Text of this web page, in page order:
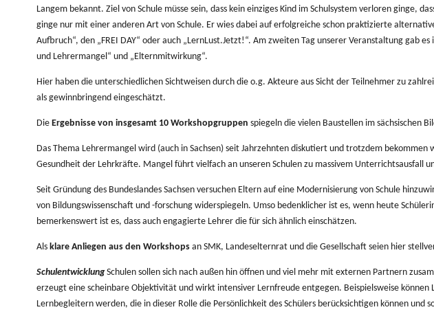
Langem bekannt. Ziel von Schule müsse sein, dass kein einziges Kind im Schulsystem verloren ginge,
ginge nur mit einer anderen Art von Schule. Er wies dabei auf erfolgreiche schon praktizierte
Aufbruch“, den „FREI DAY“ oder auch „LernLust.Jetzt!“. Amzweiten Tag unserer Veranstaltung gab es
und Lehrermangel“ und „Elternmitwirkung“.
Hier haben die unterschiedlichen Sichtweisen durch die o.g. Akteure aus Sicht der Teilnehmer zu
als gewinnbringend eingeschätzt.
DieErgebnisse von insgesamt 10 Workshopgruppen spiegeln die vielen Baustellen im sächsischen
Das Thema Lehrermangel wird (auch in Sachsen) seit Jahrzehnten diskutiert und trotzdem
Gesundheit der Lehrkräfte. Mangel führt vielfach an unseren Schulen zu massivem Unterrichtsausfall
SeitGründung des Bundeslandes Sachsen versuchen Eltern auf eine Modernisierung von Schule
von Bildungswissenschaft und -forschung widerspiegeln. Umsobedenklicher ist es, wenn heute
bemerkenswert ist es, dass auch engagierte Lehrer die für sich ähnlich einschätzen.
Alsklare Anliegen aus den Workshopsan SMK, Landeselternrat und die Gesellschaft seien hier
SchulentwicklungSchulensollen sich nach außen hin öffnen und viel mehr mit externen Partnern
erzeugt eine scheinbare Objektivität und wirkt intensiver Lernfreude entgegen. Beispielsweise
Lernbegleitern werden, die in dieser Rolle diePersönlichkeit des Schülers berücksichtigen können und